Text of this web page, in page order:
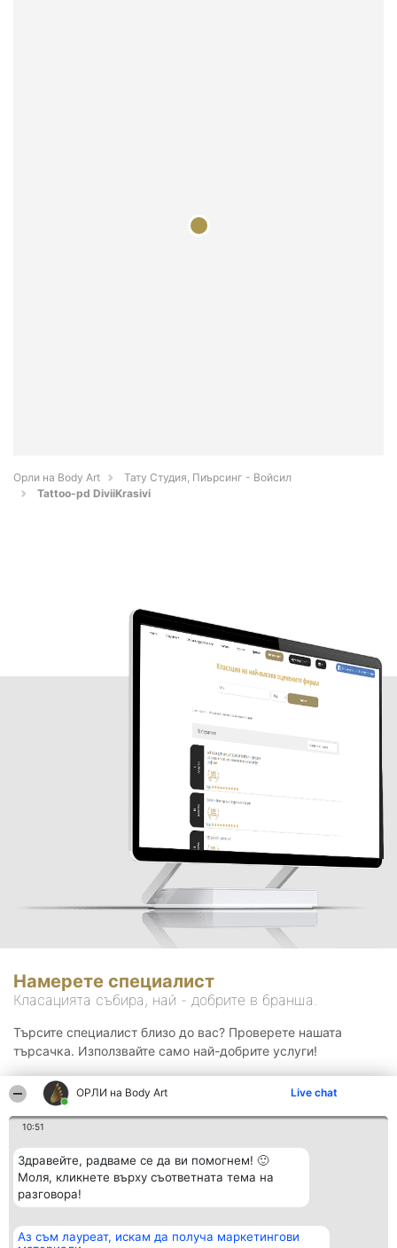
ОРЛИ на Body Art Live chat
10:51
Здравейте, радваме се да ви помогнем! 🙂
Моля, кликнете върху съответната тема на
разговора!
Аз съм лауреат, искам да получа маркетингови
Орли на Body Art
Тату Студия, Пиърсинг - Войсил
Tattoo-pd DiviiKrasivi
Намерете специалист
Класацията събира, най - добрите в бранша.
Търсите специалист близо до вас? Проверете нашата
търсачка. Използвайте само най-добрите услуги!
Организатор на
Класация Контакти